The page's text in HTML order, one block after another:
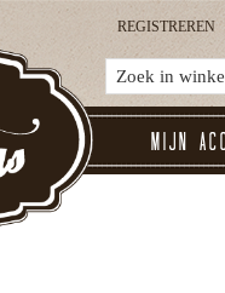
REGISTREREN
Mijn